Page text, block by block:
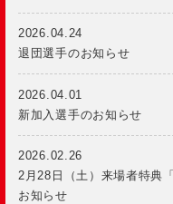
2026.04.24
退団選手のお知らせ
2026.04.01
新加入選手のお知らせ
2026.02.26
2月28日（土）来場者特典
お知らせ